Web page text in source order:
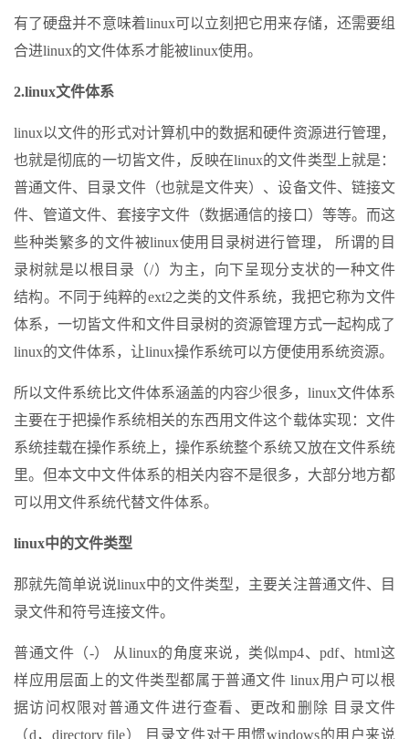
有了硬盘并不意味着linux可以立刻把它用来存储，还需要组
合进linux的文件体系才能被linux使用。
2.linux文件体系
linux以文件的形式对计算机中的数据和硬件资源进行管理，
也就是彻底的一切皆文件，反映在linux的文件类型上就是：
普通文件、目录文件（也就是文件夹）、设备文件、链接文
件、管道文件、套接字文件（数据通信的接口）等等。而这
些种类繁多的文件被linux使用目录树进行管理， 所谓的目
录树就是以根目录（/）为主，向下呈现分支状的一种文件
结构。不同于纯粹的ext2之类的文件系统，我把它称为文件
体系，一切皆文件和文件目录树的资源管理方式一起构成了
linux的文件体系，让linux操作系统可以方便使用系统资源。
所以文件系统比文件体系涵盖的内容少很多，linux文件体系
主要在于把操作系统相关的东西用文件这个载体实现：文件
系统挂载在操作系统上，操作系统整个系统又放在文件系统
里。但本文中文件体系的相关内容不是很多，大部分地方都
可以用文件系统代替文件体系。
linux中的文件类型
那就先简单说说linux中的文件类型，主要关注普通文件、目
录文件和符号连接文件。
普通文件（-） 从linux的角度来说，类似mp4、pdf、html这
样应用层面上的文件类型都属于普通文件 linux用户可以根
据访问权限对普通文件进行查看、更改和删除 目录文件
（d，directory file） 目录文件对于用惯windows的用户来说